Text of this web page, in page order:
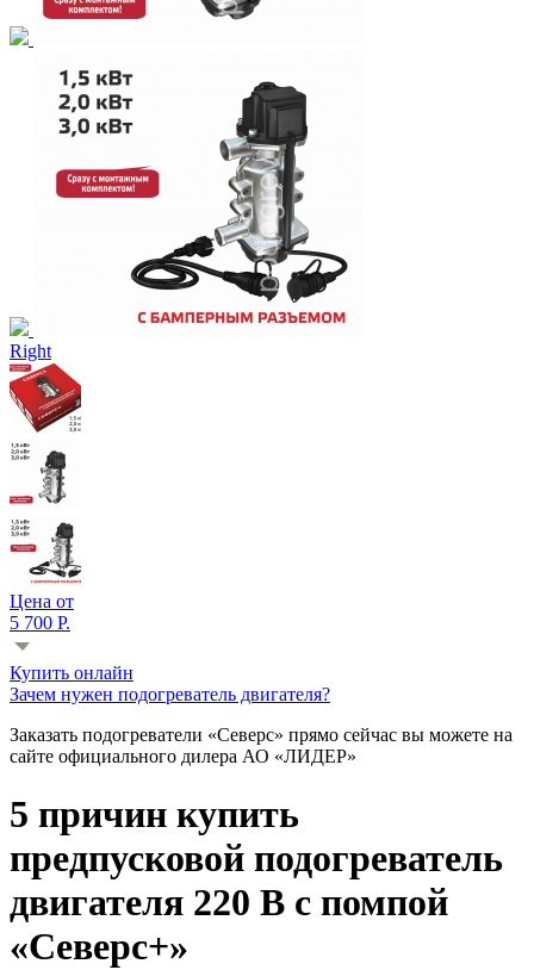
Right
Цена от
5 700 Р.
Купить онлайн
Зачем нужен подогреватель двигателя?
Заказать подогреватели «Северс» прямо сейчас вы можете на
сайте официального дилера АО «ЛИДЕР»
5 причин купить
предпусковой подогреватель
двигателя 220 В с помпой
«Северс+»